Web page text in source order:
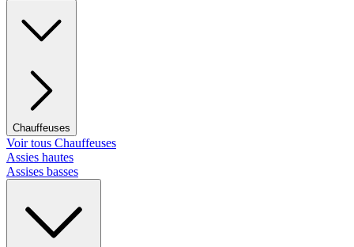
Chauffeuses
Voir tous Chauffeuses
Assies hautes
Assises basses